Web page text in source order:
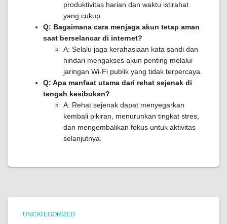
produktivitas harian dan waktu istirahat
yang cukup.
Q: Bagaimana cara menjaga akun tetap aman
saat berselancar di internet?
A: Selalu jaga kerahasiaan kata sandi dan
hindari mengakses akun penting melalui
jaringan Wi-Fi publik yang tidak terpercaya.
Q: Apa manfaat utama dari rehat sejenak di
tengah kesibukan?
A: Rehat sejenak dapat menyegarkan
kembali pikiran, menurunkan tingkat stres,
dan mengembalikan fokus untuk aktivitas
selanjutnya.
UNCATEGORIZED